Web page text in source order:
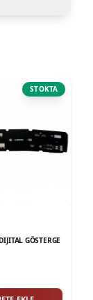
STOKTA
GÖSTERGE